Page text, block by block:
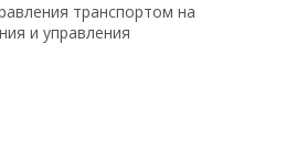
транспортом на
и управления